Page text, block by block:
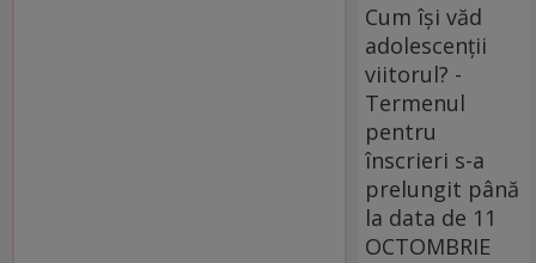
Cum își văd
adolescenții
viitorul? -
Termenul
pentru
înscrieri s-a
prelungit până
la data de 11
OCTOMBRIE